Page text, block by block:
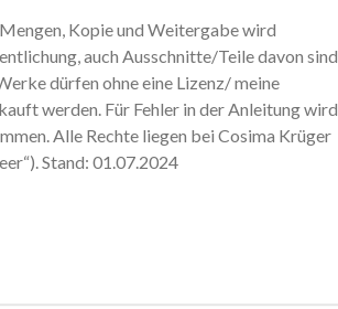
Kopie und Weitergabe wird
auch Ausschnitte/Teile davon sind
dürfen ohne eine Lizenz/ meine
werden. Für Fehler in der Anleitung wird
Alle Rechte liegen bei Cosima Krüger
Stand: 01.07.2024